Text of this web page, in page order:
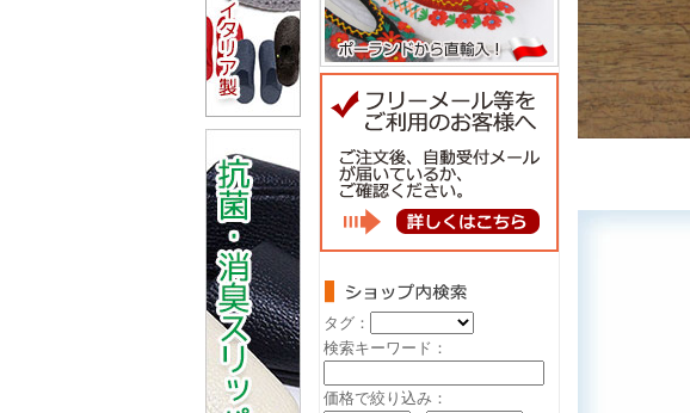
タグ：
検索キーワード：
価格で絞り込み：